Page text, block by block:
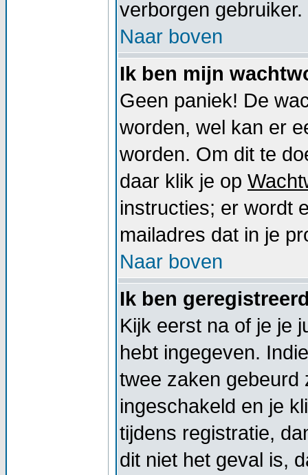
verborgen gebruiker.
Naar boven
Ik ben mijn
Geen paniek! De
worden, wel kan er
worden. Om dit te
daar klik je op
instructies; er wordt
mailadres dat in je
Naar boven
Ik ben
Kijk eerst na of je je
hebt ingegeven.
twee zaken gebeurd
ingeschakeld en je
tijdens registratie,
dit niet het geval is,